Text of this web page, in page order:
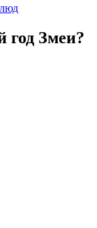
год Змеи?